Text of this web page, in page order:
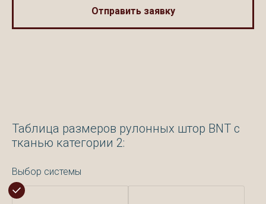
Отправить заявку
Таблица размеров рулонных штор BNT с
тканью категории 2:
Выбор системы